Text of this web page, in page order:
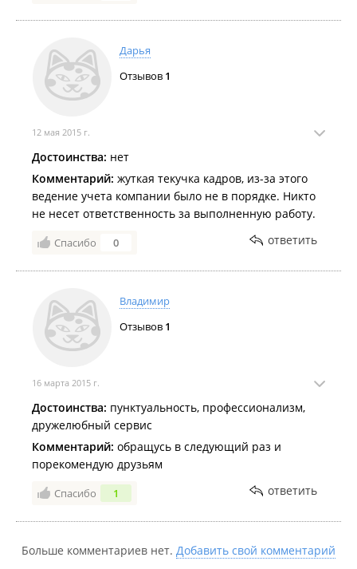
Дарья
Отзывов 1
12 мая 2015 г.
Достоинства: нет
Комментарий: жуткая текучка кадров, из-за этого
ведение учета компании было не в порядке. Никто
не несет ответственность за выполненную работу.
Спасибо 0 ответить
Владимир
Отзывов 1
16 марта 2015 г.
Достоинства: пунктуальность, профессионализм,
дружелюбный сервис
Комментарий: обращусь в следующий раз и
порекомендую друзьям
Спасибо 1 ответить
Больше комментариев нет. Добавить свой комментарий